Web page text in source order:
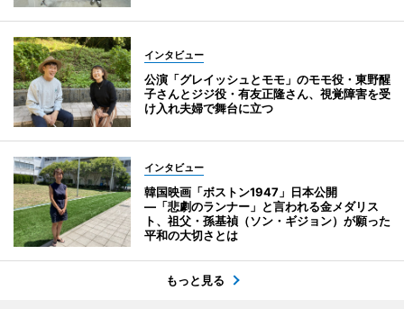
インタビュー
公演「グレイッシュとモモ」のモモ役・東野醒
子さんとジジ役・有友正隆さん、視覚障害を受
け入れ夫婦で舞台に立つ
インタビュー
韓国映画「ボストン1947」日本公開
―「悲劇のランナー」と言われる金メダリス
ト、祖父・孫基禎（ソン・ギジョン）が願った
平和の大切さとは
もっと見る